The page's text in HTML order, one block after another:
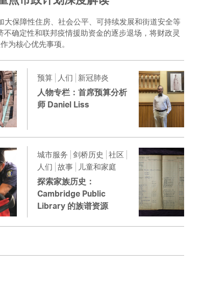
保障性住房、社会公平、可持续发展和街道安全等
确定性和联邦疫情援助资金的逐步退场，将财政灵
为核心优先事项。
预算 人们 新冠肺炎
人物专栏：首席预算分析
师 Daniel Liss
城市服务 剑桥历史
社区
人们 故事 儿童和家庭
探索家族历史：
Cambridge Public
Library 的族谱资源